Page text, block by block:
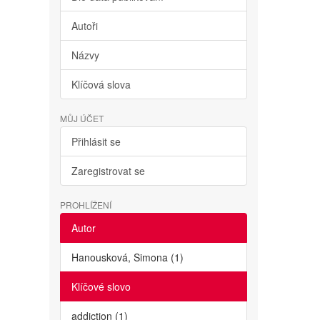
Autoři
Názvy
Klíčová slova
MŮJ ÚČET
Přihlásit se
Zaregistrovat se
PROHLÍŽENÍ
Autor
Hanousková, Simona (1)
Klíčové slovo
addiction (1)